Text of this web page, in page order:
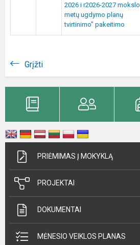
2026 i r2026-2027 mokslo
metų ugdymo planų
tvirtinimo" pakeitimo
Grįžti
PRIĖMIMAS Į MOKYKLĄ
PROJEKTAI
DOKUMENTAI
MĖNESIO VEIKLOS PLANAS